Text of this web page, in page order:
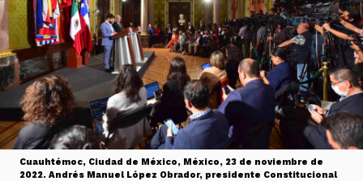
Cuauhtémoc, Ciudad de México, México, 23 de noviembre de
2022. Andrés Manuel López Obrador, presidente Constitucional